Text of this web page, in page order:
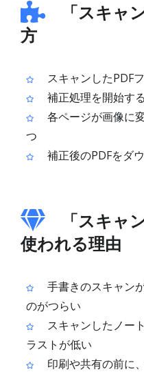
「スキャ
方
スキャンしたPDF
補正処理を開始す
各ページが画像に
つ
補正後のPDFをダ
「スキャ
使われる理由
手書きのスキャン
のがつらい
スキャンしたノー
ラストが低い
印刷や共有の前に